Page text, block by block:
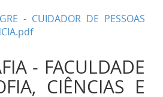
- CUIDADOR DE PESSOAS
- FACULDADE
CIÊNCIAS E